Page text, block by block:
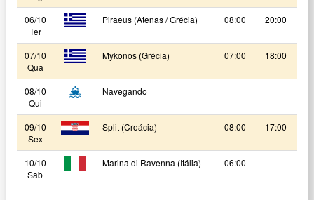
06/10
Ter
Piraeus (Atenas / Grécia) 08:00 20:00
07/10
Qua
Mykonos (Grécia) 07:00 18:00
08/10
Qui
Navegando
09/10
Sex
Split (Croácia) 08:00 17:00
10/10
Sab
Marina di Ravenna (Itália) 06:00